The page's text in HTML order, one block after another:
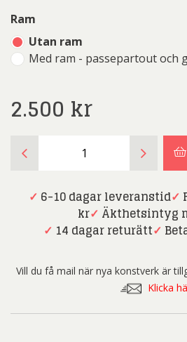
Ram
Utan ram
Med ram - passepartout och
2.500 kr
Ågren
Sommar
✓ 6-10 dagar leveranstid✓
kr✓ Äkthetsintyg
✓ 14 dagar returätt✓
Vill du få mail när nya konstverk är
Klicka